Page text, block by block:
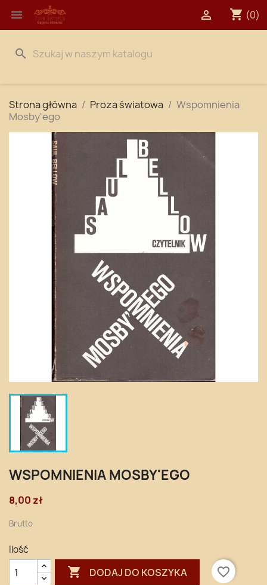
 shopping_cart (0)

search
Strona główna Proza światowa
Wspomnienia
Mosby'ego
WSPOMNIENIA MOSBY'EGO
8,00 zł
Brutto
Ilość
 DODAJ DO KOSZYKA
favorite_border